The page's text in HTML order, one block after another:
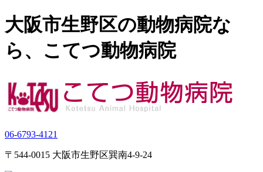
大阪市生野区の動物病院な
ら、こてつ動物病院
06-6793-4121
〒544-0015 大阪市生野区巽南4-9-24